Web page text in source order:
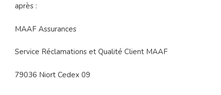
après :
MAAF Assurances
Service Réclamations et Qualité Client MAAF
79036 Niort Cedex 09